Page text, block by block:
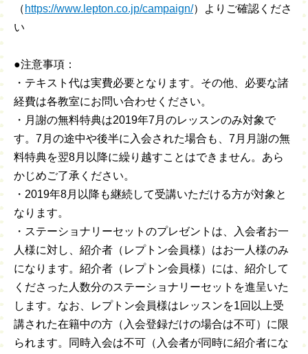
（ https://www.lepton.co.jp/campaign/）よりご確認くださ
い
●注意事項：
・テキスト代は実費必要となります。その他、必要な諸
経費は各教室にお問い合わせください。
・月謝の無料特典は2019年7月のレッスンのみ対象で
す。7月の途中や後半に入会された場合も、7月月謝の無
料特典を翌8月以降に繰り越すことはできません。あら
かじめご了承ください。
・2019年8月以降も継続して受講いただける方が対象と
なります。
・ステーショナリーセットのプレゼントは、入会者お一
人様に対し、紹介者（レプトン会員様）はお一人様のみ
になります。紹介者（レプトン会員様）には、紹介して
くださった人数分のステーショナリーセットを進呈いた
します。なお、レプトン会員様はレッスンを1回以上受
講された在籍中の方（入会登録だけの場合は不可）に限
られます。同時入会は不可（入会者が同時に紹介者にな